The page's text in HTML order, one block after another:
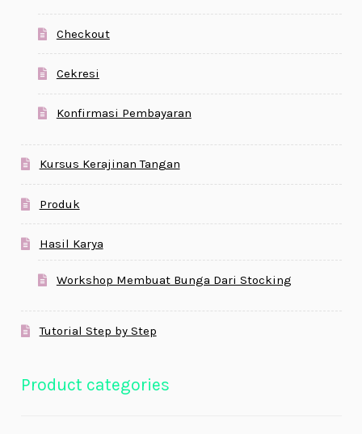
Checkout
Cekresi
Konfirmasi Pembayaran
Kursus Kerajinan Tangan
Produk
Hasil Karya
Workshop Membuat Bunga Dari Stocking
Tutorial Step by Step
Product categories